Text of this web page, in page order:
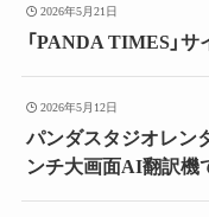
2026年5月21日
「PANDA TIMES」
2026年5月12日
パンダスタジオレン
ンチ大画面AI翻訳機